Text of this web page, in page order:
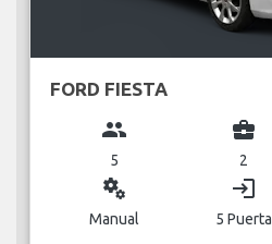
FORD FIESTA
group
5
business_center
2
miscellaneous_services
Manual
login
5 Puerta